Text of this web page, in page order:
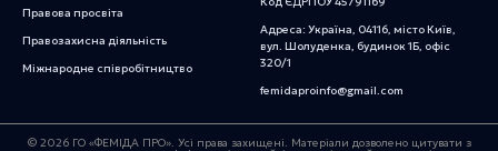
Правова просвіта
Правозахисна діяльність
Міжнародне співробітництво
Адреса: Україна, 04116, місто Київ,
вул. Шолуденка, будинок 1Б, офіс
320/1
femidaproinfo@gmail.com
© 2026 ГО «ФЕМІДА ПРО». Усі права захищені. Матеріали дозволено цитувати з